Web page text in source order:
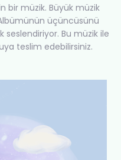
bir müzik. Büyük müzik
üçüncüsünü
Bu müzik ile
teslim edebilirsiniz.